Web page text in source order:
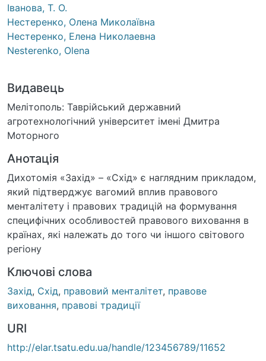
Іванова, Т. О.
Нестеренко, Олена Миколаївна
Нестеренко, Елена Николаевна
Nesterenko, Olena
Видавець
Мелітополь: Таврійський державний
агротехнологічний університет імені Дмитра
Моторного
Анотація
Дихотомія «Захід» – «Схід» є наглядним прикладом,
який підтверджує вагомий вплив правового
менталітету і правових традицій на формування
специфічних особливостей правового виховання в
країнах, які належать до того чи іншого світового
регіону
Ключові слова
Захід, Схід,правовий менталітет,правове виховання
правові традиції
URI
http://elar.tsatu.edu.ua/handle/123456789/11652